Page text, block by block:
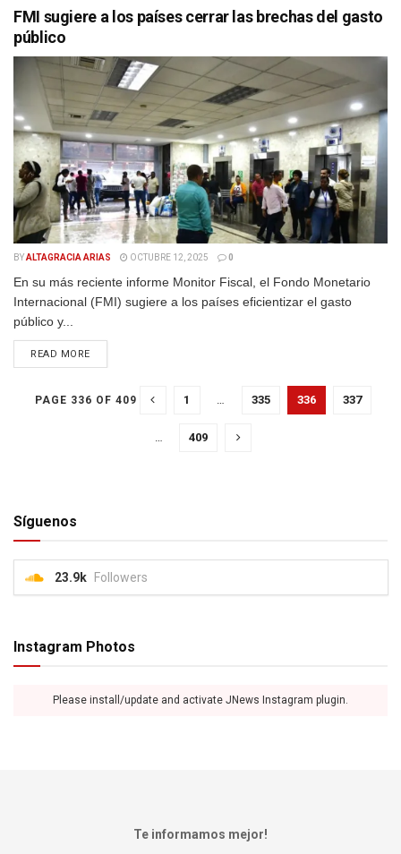
FMI sugiere a los países cerrar las brechas del gasto
público
BYALTAGRACIA ARIAS OCTUBRE 12, 2025 0
En su más reciente informe Monitor Fiscal, el Fondo Monetario
Internacional (FMI) sugiere a los países eficientizar el gasto
público y...
READ MOREDETAILS
PAGE 336 OF 409 1 … 335 336 337
… 409
Síguenos
23.9k Followers
Instagram Photos
Please install/update and activate JNews Instagram plugin.
Te informamos mejor!